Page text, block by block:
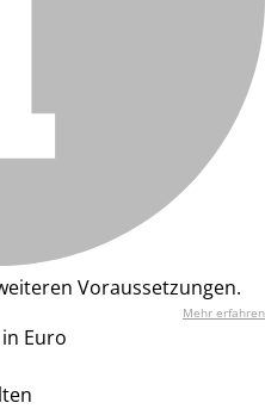
Voraussetzungen.
Mehr erfahren
Euro